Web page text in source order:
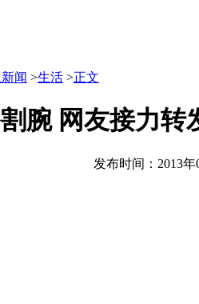
闻 >生活 >正文
腕 网友接力转
发布时间：2013年